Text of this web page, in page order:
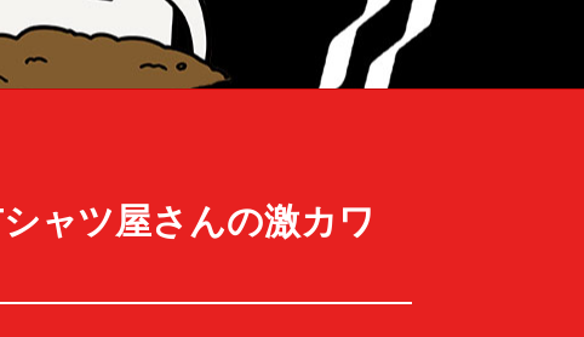
ャツ屋さんの激カワ